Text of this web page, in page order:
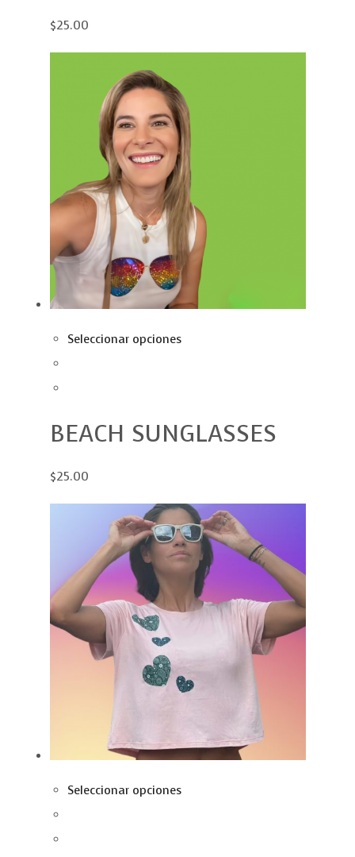
$25.00
Seleccionar opciones
BEACH SUNGLASSES
$25.00
Seleccionar opciones